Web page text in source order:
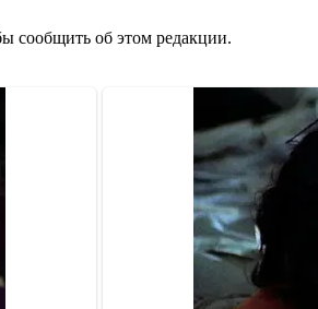
сообщить об этом редакции.